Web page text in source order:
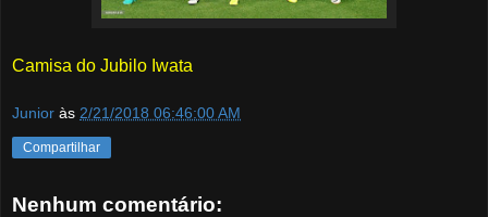
Camisa do Jubilo Iwata
Junior às 2/21/2018 06:46:00 AM
Compartilhar
Nenhum comentário: